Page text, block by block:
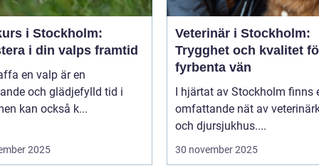
i Stockholm:
i din valps framtid
en valp är en
och glädjefylld tid i
kan också k...
2025
Veterinär i Stockholm:
Trygghet och kvalitet
fyrbenta vän
I hjärtat av Stockholm finns
omfattande nät av
och djursjukhus....
30 november 2025